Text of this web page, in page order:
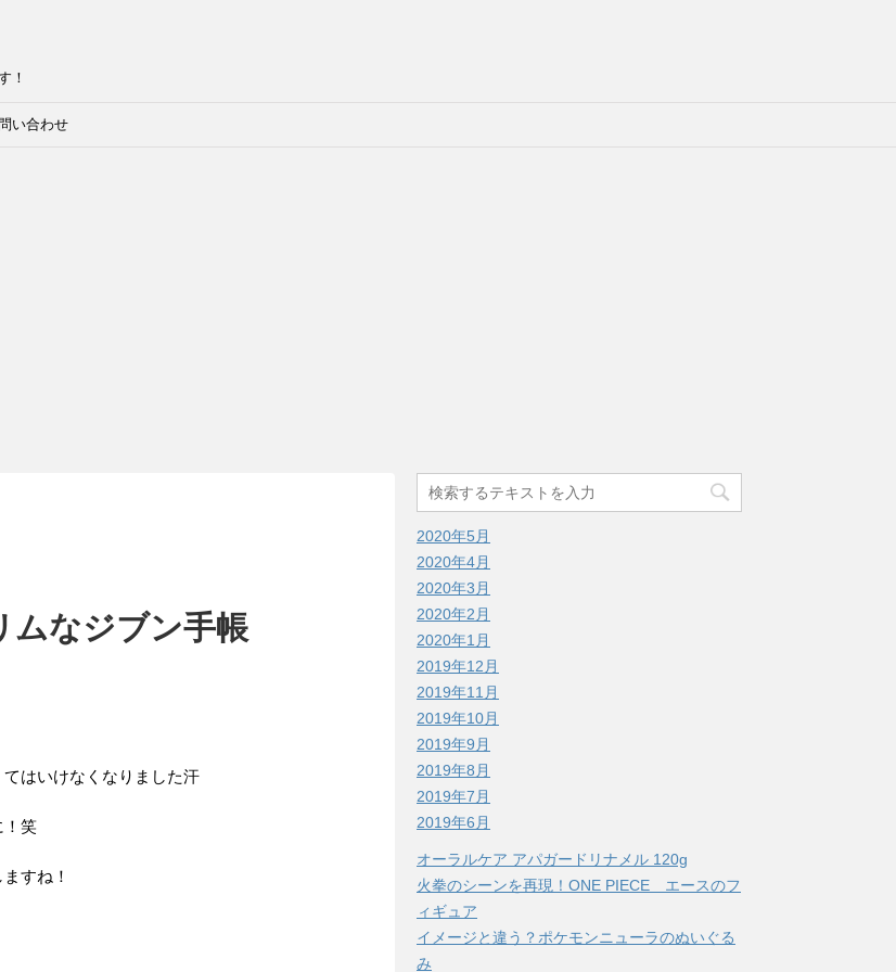
！
い合わせ
ムなジブン手帳
はいけなくなりました汗
！笑
すね！
2020年5月
2020年4月
2020年3月
2020年2月
2020年1月
2019年12月
2019年11月
2019年10月
2019年9月
2019年8月
2019年7月
2019年6月
オーラルケア アパガードリナメル 120g
火拳のシーンを再現！ONE PIECE エースのフ
ィギュア
イメージと違う？ポケモンニューラのぬいぐる
み